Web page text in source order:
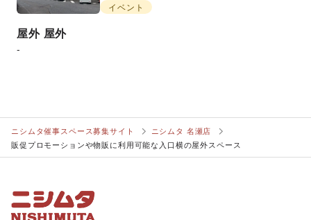
イベント
屋外 屋外
-
ニシムタ催事スペース募集サイト
ニシムタ 名瀬店
販促プロモーションや物販に利用可能な入口横の屋外スペース